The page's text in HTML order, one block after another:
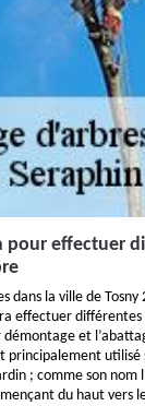
pour effectuer
dans la ville de
effectuer
démontage et
utilisé
; comme son nom
du haut vers